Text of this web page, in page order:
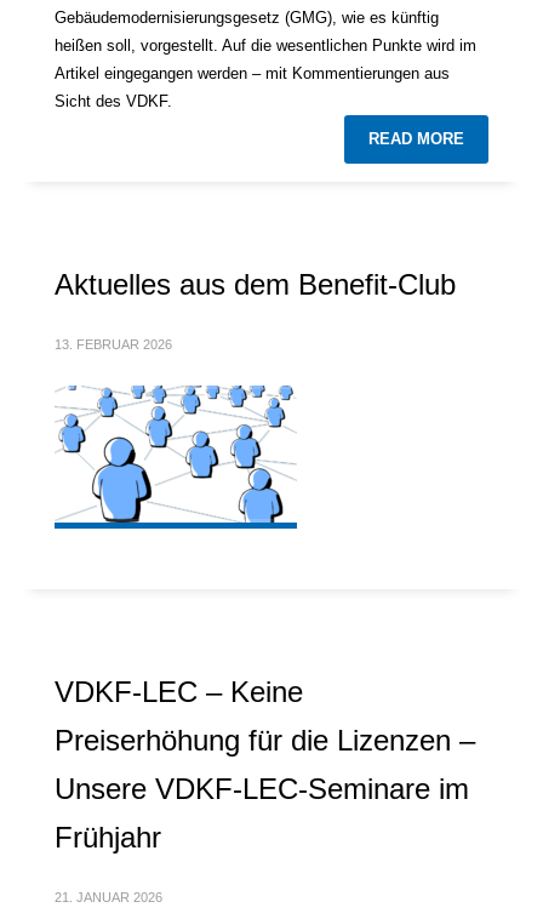
Gebäudemodernisierungsgesetz (GMG), wie es künftig
heißen soll, vorgestellt. Auf die wesentlichen Punkte wird im
Artikel eingegangen werden – mit Kommentierungen aus
Sicht des VDKF.
READ MORE
Aktuelles aus dem Benefit-Club
13. FEBRUAR 2026
VDKF-LEC – Keine
Preiserhöhung für die Lizenzen –
Unsere VDKF-LEC-Seminare im
Frühjahr
21. JANUAR 2026